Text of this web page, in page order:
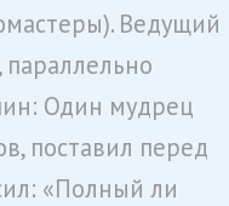
Ведущий
параллельно
Один мудрец
поставил перед
«Полный ли